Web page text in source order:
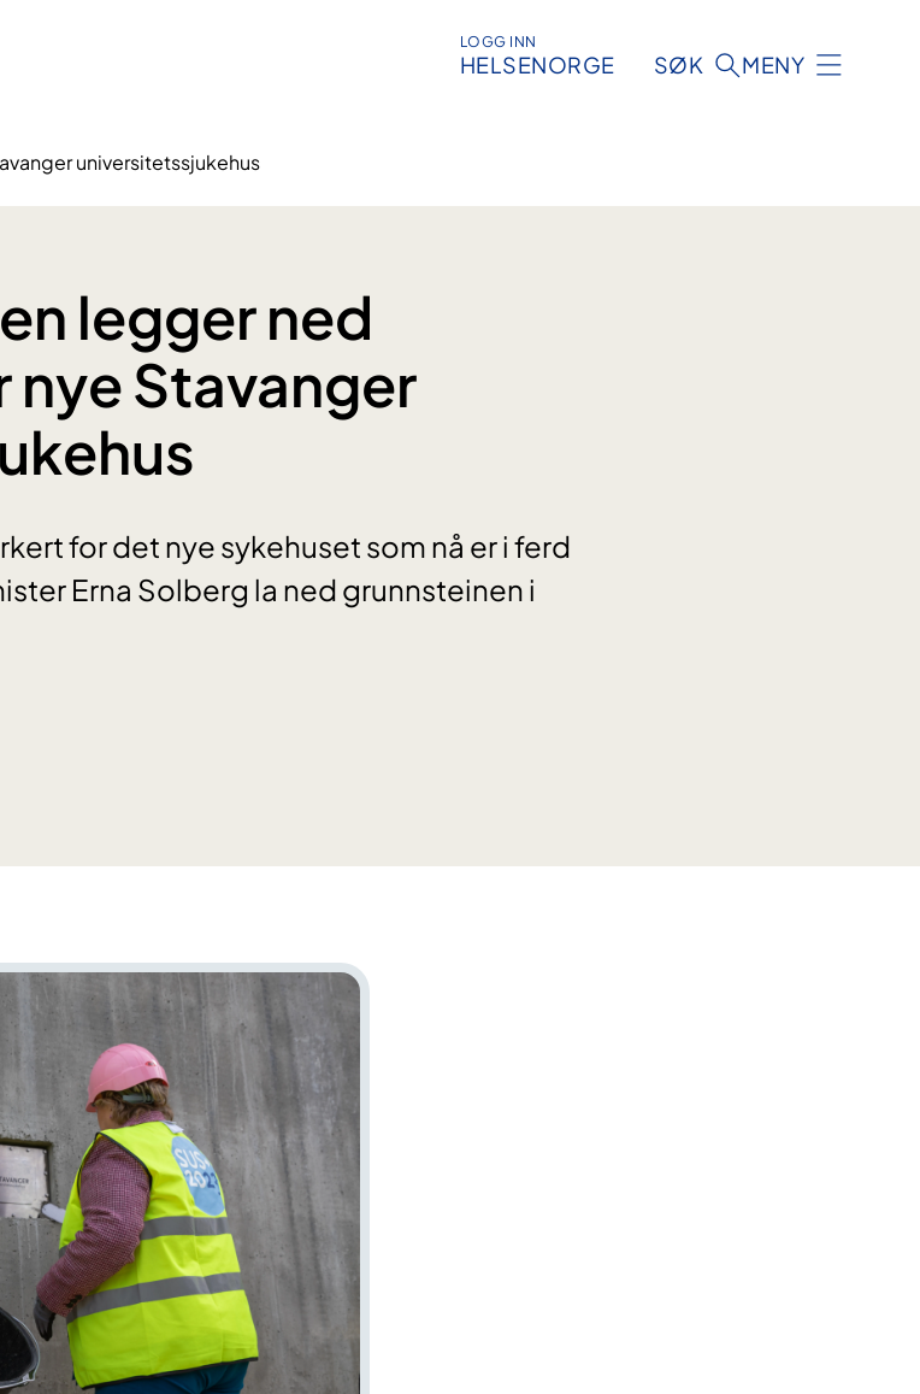
LOGG INN
HELSENORGE SØK MENY
universitetssjukehus
legger ned
Stavanger
for det nye sykehuset som nå er i ferd
Erna Solberg la ned grunnsteinen i